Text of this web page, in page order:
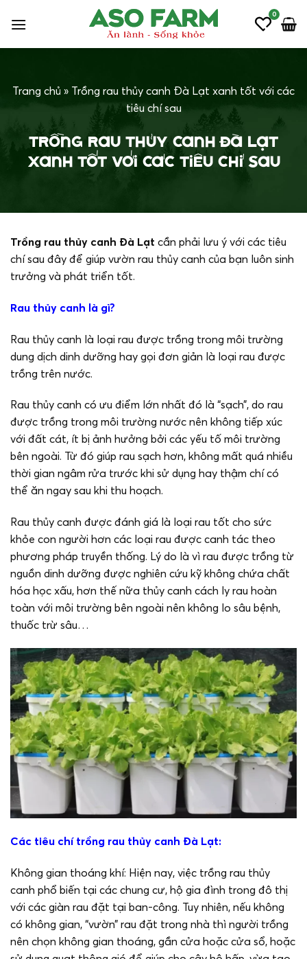
qua
0
Trang chủ » Trồng rau thủy canh Đà Lạt xanh tốt với các
tiêu chí sau
Trồng rau thủy canh Đà Lạt
xanh tốt với các tiêu chí sau
Trồng rau thủy canh Đà Lạt cần phải lưu ý với các tiêu
chí sau đây để giúp vườn rau thủy canh của bạn luôn sinh
trưởng và phát triển tốt.
Rau thủy canh là gì?
Rau thủy canh là loại rau được trồng trong môi trường
dung dịch dinh dưỡng hay gọi đơn giản là loại rau được
trồng trên nước.
Rau thủy canh có ưu điểm lớn nhất đó là “sạch”, do rau
được trồng trong môi trường nước nên không tiếp xúc
với đất cát, ít bị ảnh hưởng bởi các yếu tố môi trường
bên ngoài. Từ đó giúp rau sạch hơn, không mất quá nhiều
thời gian ngâm rửa trước khi sử dụng hay thậm chí có
thể ăn ngay sau khi thu hoạch.
Rau thủy canh được đánh giá là loại rau tốt cho sức
khỏe con người hơn các loại rau được canh tác theo
phương pháp truyền thống. Lý do là vì rau được trồng từ
nguồn dinh dưỡng được nghiên cứu kỹ không chứa chất
hóa học xấu, hơn thế nữa thủy canh cách ly rau hoàn
toàn với môi trường bên ngoài nên không lo sâu bệnh,
thuốc trừ sâu…
Các tiêu chí trồng rau thủy canh Đà Lạt:
Không gian thoáng khí: Hiện nay, việc trồng rau thủy
canh phổ biến tại các chung cư, hộ gia đình trong đô thị
với các giàn rau đặt tại ban-công. Tuy nhiên, nếu không
có không gian, “vườn” rau đặt trong nhà thì người trồng
nên chọn không gian thoáng, gần cửa hoặc cửa sổ, hoặc